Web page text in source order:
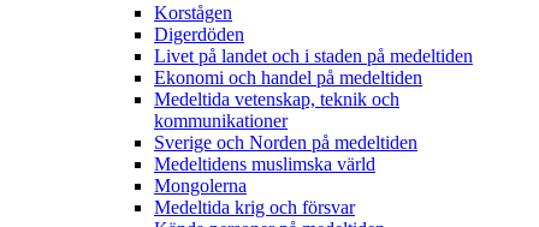
Korstågen
Digerdöden
Livet på landet och i staden på medeltiden
Ekonomi och handel på medeltiden
Medeltida vetenskap, teknik och
kommunikationer
Sverige och Norden på medeltiden
Medeltidens muslimska värld
Mongolerna
Medeltida krig och försvar